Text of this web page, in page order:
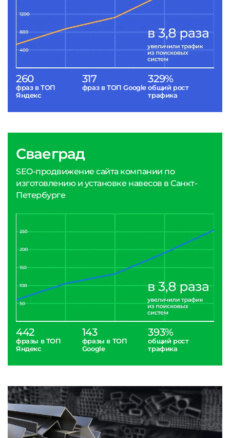
260
фраз в ТОП
Яндекс
317
фраз в ТОП Google
329%
общий рост
трафика
Сваеград
SEO-продвижение сайта компании по
изготовлению и установке навесов в Санкт-
Петербурге
442
фразы в ТОП
Яндекс
143
фразы в ТОП
Google
393%
общий рост
трафика